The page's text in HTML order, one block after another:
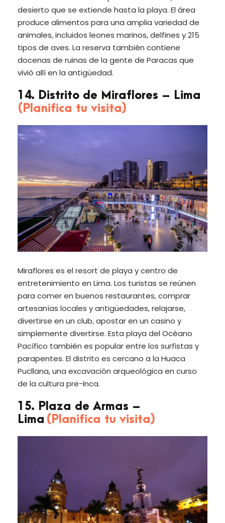
desierto que se extiende hasta la playa. El área
produce alimentos para una amplia variedad de
animales, incluidos leones marinos, delfines y 215
tipos de aves. La reserva también contiene
docenas de ruinas de la gente de Paracas que
vivió allí en la antigüedad.
14. Distrito de Miraflores – Lima
(Planifica tu visita)
Miraflores es el resort de playa y centro de
entretenimiento en Lima. Los turistas se reúnen
para comer en buenos restaurantes, comprar
artesanías locales y antigüedades, relajarse,
divertirse en un club, apostar en un casino y
simplemente divertirse. Esta playa del Océano
Pacífico también es popular entre los surfistas y
parapentes. El distrito es cercano a la Huaca
Pucllana, una excavación arqueológica en curso
de la cultura pre-Inca.
15. Plaza de Armas –
Lima (Planifica tu visita)